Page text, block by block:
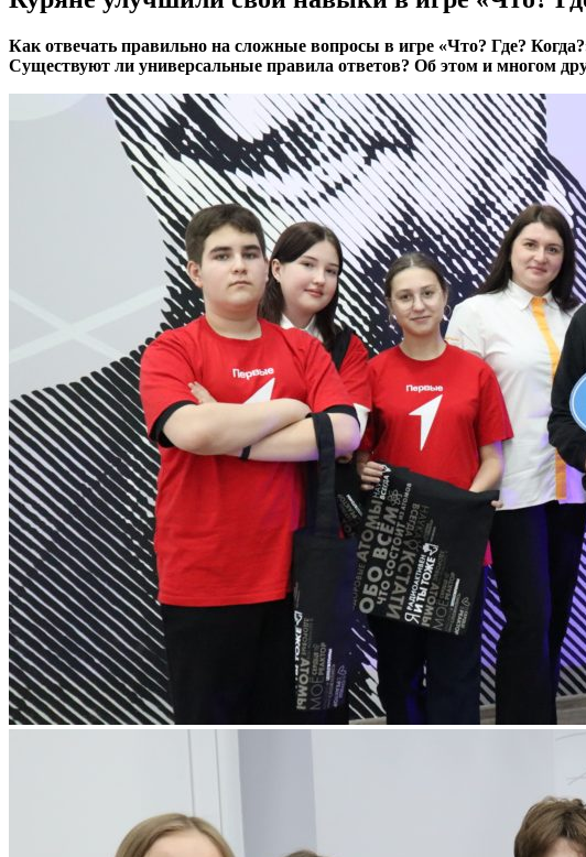
Как отвечать правильно на сложные вопросы в игре «Что? Где?
Существуют ли универсальные правила ответов? Об этом и многом